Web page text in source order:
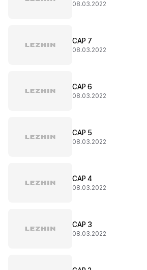
08.03.2022
CAP 7
08.03.2022
CAP 6
08.03.2022
CAP 5
08.03.2022
CAP 4
08.03.2022
CAP 3
08.03.2022